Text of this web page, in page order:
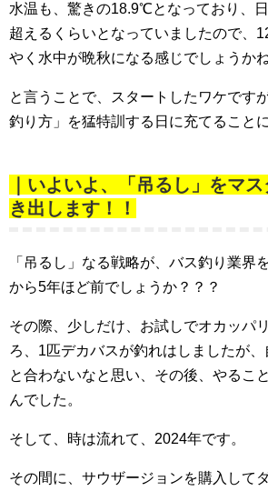
水温も、驚きの18.9℃となっており、
超えるくらいとなっていましたので、
やく水中が晩秋になる感じでしょうか
と言うことで、スタートしたワケです
釣り方」を猛特訓する日に充てること
｜いよいよ、「吊るし」をマ
き出します！！
「吊るし」なる戦略が、バス釣り業界
から5年ほど前でしょうか？？？
その際、少しだけ、お試しでオカッパ
ろ、1匹デカバスが釣れはしましたが
と合わないなと思い、その後、やるこ
んでした。
そして、時は流れて、2024年です。
その間に、サウザージョンを購入して